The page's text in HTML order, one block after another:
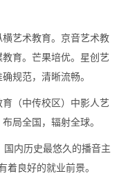
艺术教育。京音艺术教
育。芒果培优。星创艺
规范，清晰流畅。
（中传校区）中影人艺
局全国，辐射全球。
内历史最悠久的播音主
良好的就业前景。